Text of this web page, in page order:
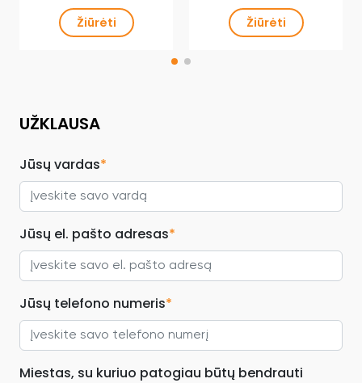
Žiūrėti Žiūrėti
UŽKLAUSA
Jūsų vardas*
Jūsų el. pašto adresas*
Jūsų telefono numeris*
Miestas, su kuriuo patogiau būtų bendrauti